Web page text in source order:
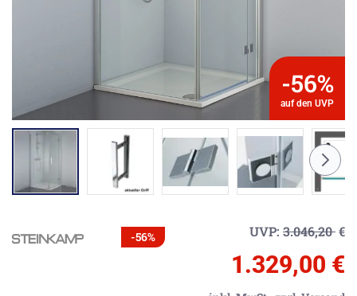
-56%
auf den UVP
-56% UVP: 3.046,20€
1.329,00 €